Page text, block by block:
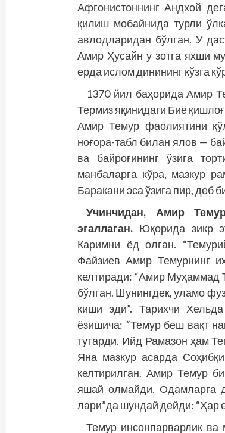
Афғонистоннинг Андхой
қилиш мобайнида турли
авлодларидан бўлган. У
Амир Ҳусайн у зотга яхши
ерда ислом динининг кўзга
1370 йил баҳорида Амир
Термиз яқинидаги Биё
Амир Темур фаолиятини
ноғора-табл билан ялов —
ва байроғининг ўзига
манбаларга кўра, мазкур
Баракани эса ўзига пир, деб
Учинчидан, Амир
эгаллаган. Юқорида зикр
Каримни ёд олган.
Файзиев Амир Темурнинг
келтиради: “Амир Муҳаммад
бўлган. Шунингдек, уламо
киши эди”. Тарихчи
ёзишича: “Темур беш вақт
тутарди. Ийд Рамазон ҳам
Яна мазкур асарда
келтирилган. Амир Темур
яшай олмайди. Одамларга
лари”да шундай дейди: “Ҳар
Темур инсонпарварлик